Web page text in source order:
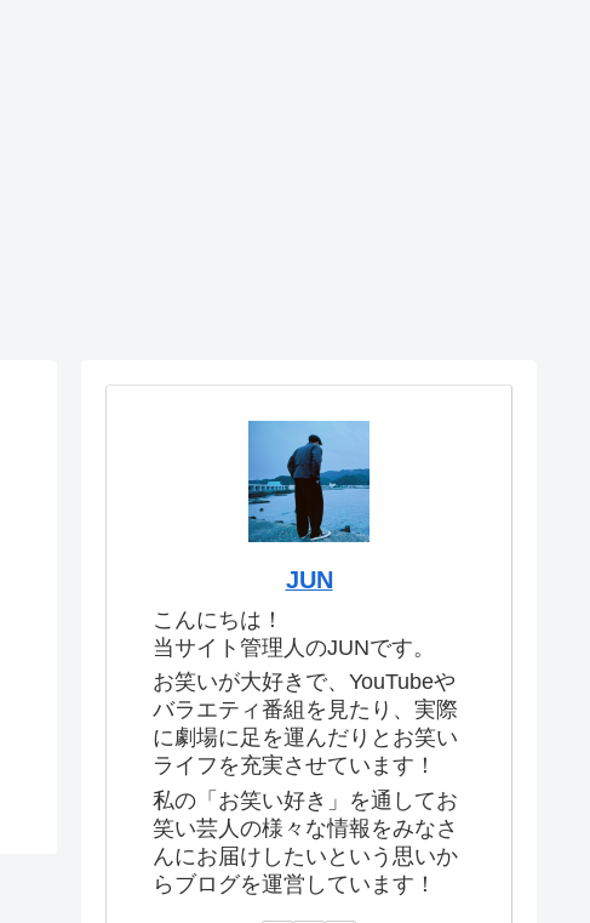
JUN
こんにちは！
当サイト管理人のJUNです。
お笑いが大好きで、YouTubeや
バラエティ番組を見たり、実際
に劇場に足を運んだりとお笑い
ライフを充実させています！
私の「お笑い好き」を通してお
笑い芸人の様々な情報をみなさ
んにお届けしたいという思いか
らブログを運営しています！